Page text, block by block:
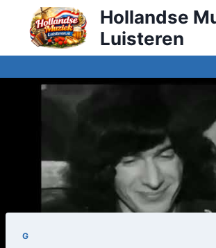
Doorgaan
inhoud
Hollandse
Luisteren
G